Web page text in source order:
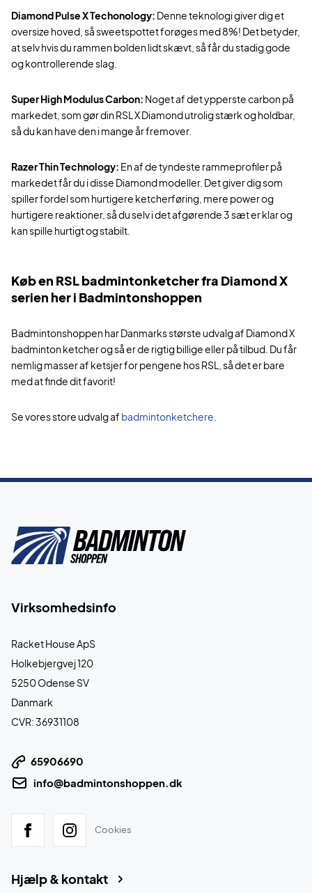
Diamond Pulse X Techonology: Denne teknologi giver dig et
oversize hoved, så sweetspottet forøges med 8%! Det betyder,
at selv hvis du rammen bolden lidt skævt, så får du stadig gode
og kontrollerende slag.
Super High Modulus Carbon: Noget af det ypperste carbon på
markedet, som gør din RSL X Diamond utrolig stærk og holdbar,
så du kan have den i mange år fremover.
Razer Thin Technology: En af de tyndeste rammeprofiler på
markedet får du i disse Diamond modeller. Det giver dig som
spiller fordel som hurtigere ketcherføring, mere power og
hurtigere reaktioner, så du selv i det afgørende 3 sæt er klar og
kan spille hurtigt og stabilt.
Køb en RSL badmintonketcher fra Diamond X
serien her i Badmintonshoppen
Badmintonshoppen har Danmarks største udvalg af Diamond X
badminton ketcher og så er de rigtig billige eller på tilbud. Du får
nemlig masser af ketsjer for pengene hos RSL, så det er bare
med at finde dit favorit!
Se vores store udvalg af badmintonketchere
Virksomhedsinfo
Racket House ApS
Holkebjergvej 120
5250 Odense SV
Danmark
CVR: 36931108
65906690
info@badmintonshoppen.dk
Cookies
Hjælp & kontakt